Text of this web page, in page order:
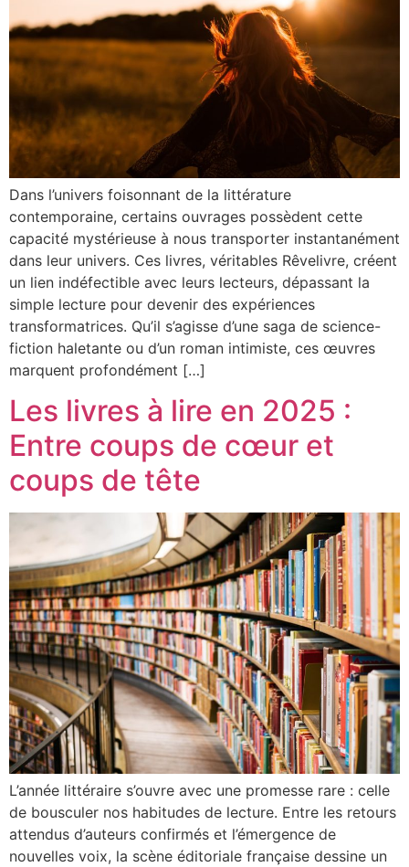
Dans l’univers foisonnant de la littérature
contemporaine, certains ouvrages possèdent cette
capacité mystérieuse à nous transporter instantanément
dans leur univers. Ces livres, véritables Rêvelivre, créent
un lien indéfectible avec leurs lecteurs, dépassant la
simple lecture pour devenir des expériences
transformatrices. Qu’il s’agisse d’une saga de science-
fiction haletante ou d’un roman intimiste, ces œuvres
marquent profondément […]
Les livres à lire en 2025 :
Entre coups de cœur et
coups de tête
L’année littéraire s’ouvre avec une promesse rare : celle
de bousculer nos habitudes de lecture. Entre les retours
attendus d’auteurs confirmés et l’émergence de
nouvelles voix, la scène éditoriale française dessine un